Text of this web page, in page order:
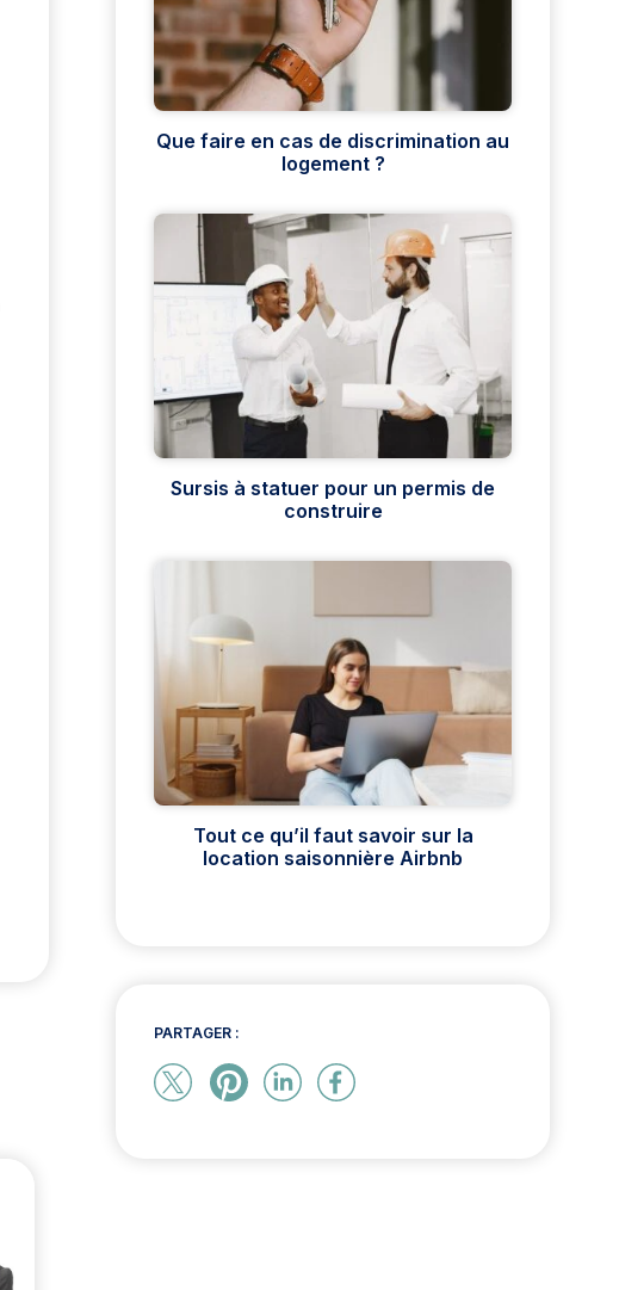
Que faire en cas de discrimination au
logement ?
Sursis à statuer pour un permis de
construire
Tout ce qu’il faut savoir sur la
location saisonnière Airbnb
PARTAGER :